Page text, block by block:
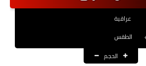
نتائج التعيينات
الرواتب والقروض
عراقية
الطقس
الحجم